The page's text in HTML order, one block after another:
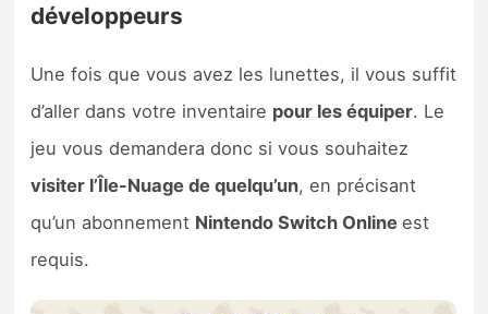
développeurs
Une fois que vous avez les lunettes, il vous suffit
d’aller dans votre inventaire pour les équiper. Le
jeu vous demandera donc si vous souhaitez
visiter l’Île-Nuage de quelqu’un, en précisant
qu’un abonnement Nintendo Switch Onlineest
requis.